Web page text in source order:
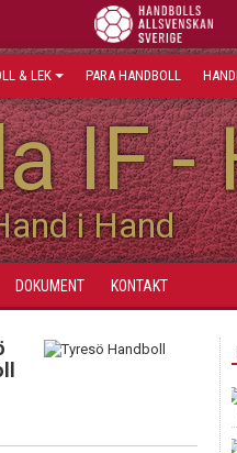
& LEK PARA HANDBOLL
IF
i Hand
DOKUMENT KONTAKT